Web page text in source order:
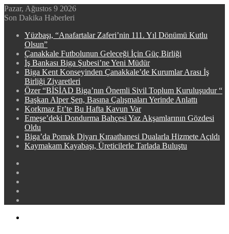
Pazar, Ağustos 9 2026
Son Dakika Haberleri
Yüzbaşı, “Anafartalar Zaferi’nin 111. Yıl Dönümü Kutlu
Olsun”
Çanakkale Futbolunun Geleceği İçin Güç Birliği
İş Bankası Biga Şubesi’ne Yeni Müdür
Biga Kent Konseyinden Çanakkale’de Kurumlar Arası İş
Birliği Ziyaretleri
Özer “BİSİAD Biga’nın Önemli Sivil Toplum Kuruluşudur “
Başkan Alper Şen, Basına Çalışmaları Yerinde Anlattı
Korkmaz Et’te Bu Hafta Kavun Var
​​Emeşe’deki Dondurma Bahçesi Yaz Akşamlarının Gözdesi
Oldu
Biga’da Pomak Diyarı Kıraathanesi Dualarla Hizmete Açıldı
Kaymakam Kayabaşı, Üreticilerle Tarlada Buluştu